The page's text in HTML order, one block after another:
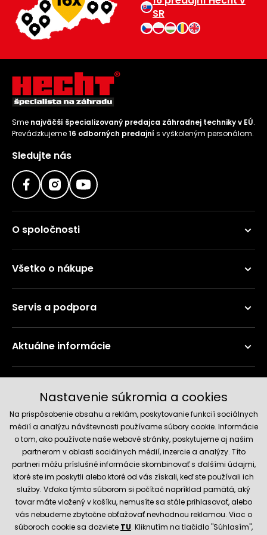
SR
Sme najväčší špecializovaný predajca záhradnej techniky v EÚ.
Prevádzkujeme16 odborných predajní s vyškoleným personálom.
Sledujte nás
O spoločnosti
Všetko o nákupe
Servis a podpora
Aktuálne informácie
Spoľahlivý obchod
Nastavenie súkromia a cookies
Na prispôsobenie obsahu a reklám, poskytovanie funkcií sociálnych
médií a analýzu návštevnosti používame súbory cookie. Informácie
o tom, ako používate naše webové stránky, poskytujeme aj našim
partnerom v oblasti sociálnych médií, inzercie a analýzy. Títo
partneri môžu príslušné informácie skombinovať s ďalšími údajmi,
ktoré ste im poskytli alebo ktoré od vás získali, keď ste používali ich
služby. Vďaka týmto súborom si počítač napríklad pamätá, aký
tovar máte vložený v košíku, nemusíte sa stále prihlasovať, alebo
vás nebudeme zbytočne obťažovať nevhodnou reklamou. Viac o
súboroch cookie sa dozviete TU. Kliknutím na tlačidlo "Súhlasím",